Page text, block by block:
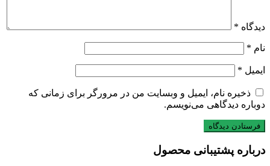
دیدگاه *
نام *
ایمیل *
ذخیره نام، ایمیل و وبسایت من در مرورگر برای زمانی که
دوباره دیدگاهی می‌نویسم.
درباره پشتیبانی محصول